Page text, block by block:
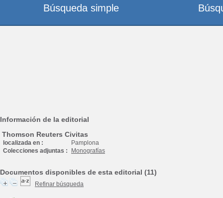
Información de la editorial
Thomson Reuters Civitas
localizada en :
Pamplona
Colecciones adjuntas :
Monografías
Documentos disponibles de esta editorial (11)
Refinar búsqueda
Búsqueda simple